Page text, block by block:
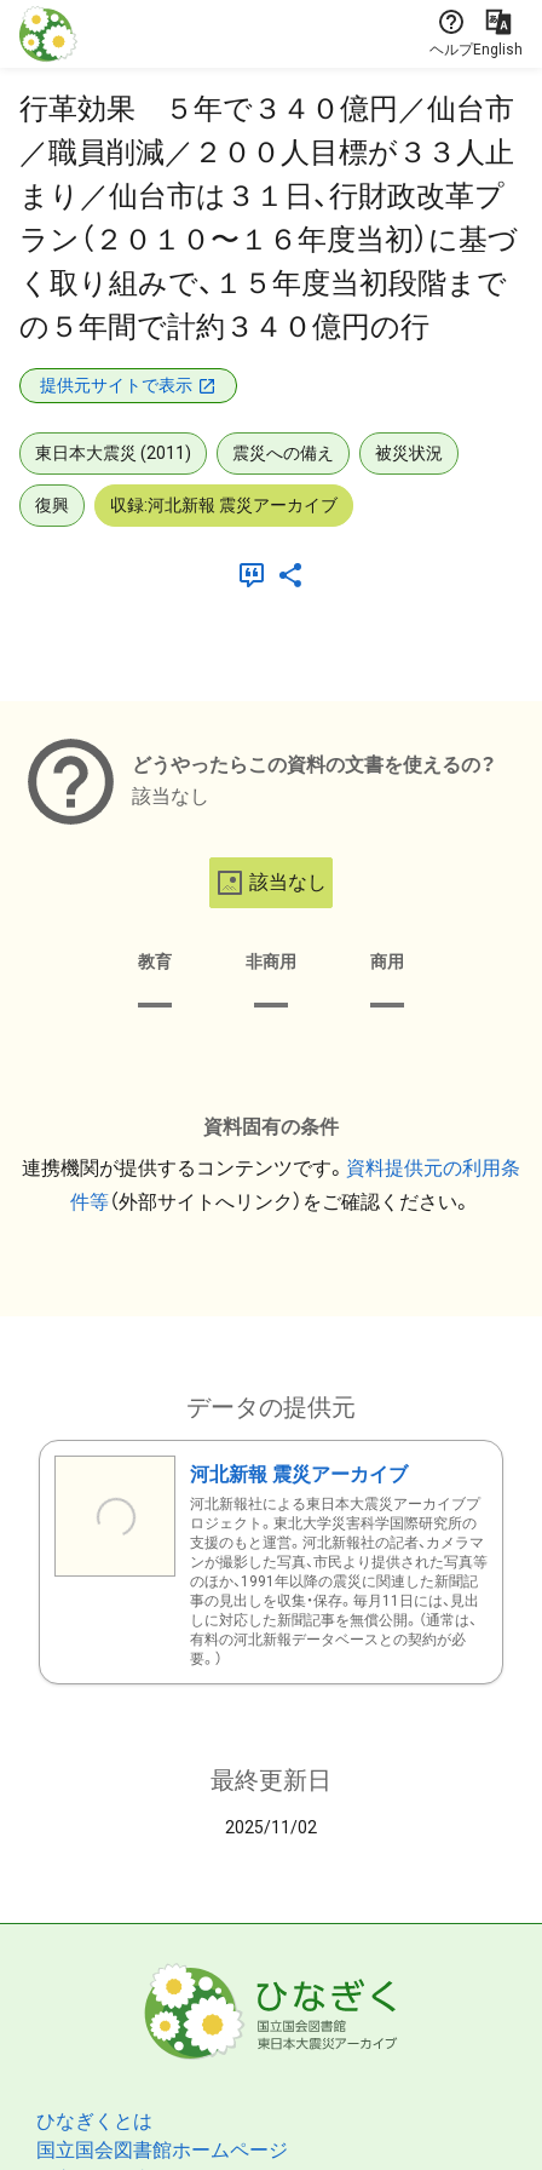
本文に飛ぶ
ヘルプEnglish
行革効果 ５年で３４０億円／仙台市
／職員削減／２００人目標が３３人止
まり／仙台市は３１日、行財政改革プ
ラン（２０１０〜１６年度当初）に基づ
く取り組みで、１５年度当初段階まで
の５年間で計約３４０億円の行
提供元サイトで表示
東日本大震災 (2011) 震災への備え 被災状況
復興 収録:河北新報 震災アーカイブ
どうやったらこの資料の文書を使えるの？
該当なし
該当なし
教育 非商用 商用
資料固有の条件
連携機関が提供するコンテンツです。 資料提供元の利用条
件等（外部サイトへリンク）をご確認ください。
データの提供元
河北新報 震災アーカイブ
河北新報社による東日本大震災アーカイブプ
ロジェクト。東北大学災害科学国際研究所の
支援のもと運営。河北新報社の記者、カメラマ
ンが撮影した写真、市民より提供された写真等
のほか、1991年以降の震災に関連した新聞記
事の見出しを収集・保存。毎月11日には、見出
しに対応した新聞記事を無償公開。（通常は、
有料の河北新報データベースとの契約が必
要。）
最終更新日
2025/11/02
ひなぎくとは
国立国会図書館ホームページ